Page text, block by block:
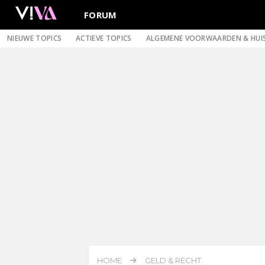
FORUM
NIEUWE TOPICS ACTIEVE TOPICS ALGEMENE VOORWAARDEN &
HOME GELD & RECHT